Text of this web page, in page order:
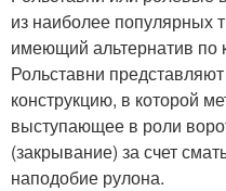
из наиболее популярных
имеющий альтернатив по
Рольставни
конструкцию, в которой
выступающее в роли
(закрывание) за счет
наподобие рулона.